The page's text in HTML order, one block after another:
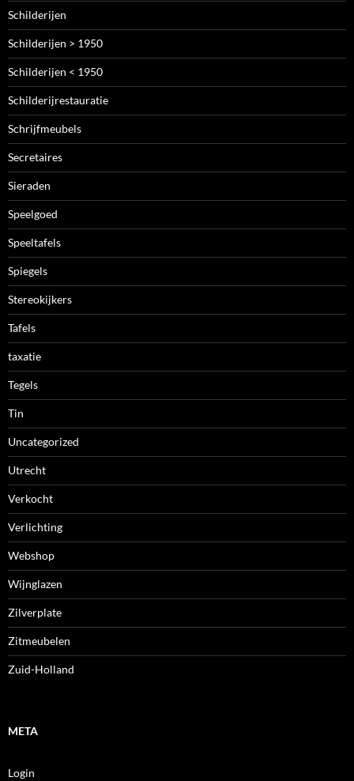
Schilderijen
Schilderijen > 1950
Schilderijen < 1950
Schilderijrestauratie
Schrijfmeubels
Secretaires
Sieraden
Speelgoed
Speeltafels
Spiegels
Stereokijkers
Tafels
taxatie
Tegels
Tin
Uncategorized
Utrecht
Verkocht
Verlichting
Webshop
Wijnglazen
Zilverplate
Zitmeubelen
Zuid-Holland
META
Login